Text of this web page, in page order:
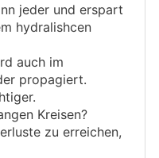
die großen räume
umgekehrt...
abgleich.
jeder und erspart
hydralishcen
auch im
propagiert.
Kreisen?
zu erreichen,